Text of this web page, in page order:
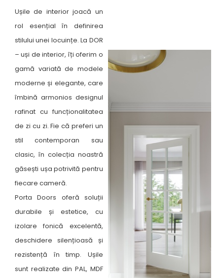
Ușile de interior joacă un
rol esențial în definirea
stilului unei locuințe. La DOR
– uși de interior, îți oferim o
gamă variată de modele
moderne și elegante, care
îmbină armonios designul
rafinat cu funcționalitatea
de zi cu zi. Fie că preferi un
stil contemporan sau
clasic, în colecția noastră
găsești ușa potrivită pentru
fiecare cameră. ​
Porta Doors oferă soluții
durabile și estetice, cu
izolare fonică excelentă,
deschidere silențioasă și
rezistență în timp. Ușile
sunt realizate din PAL, MDF